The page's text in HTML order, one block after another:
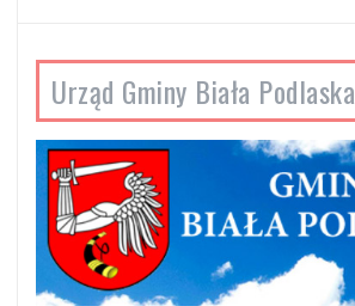
Urząd Gminy Biała Podlaska